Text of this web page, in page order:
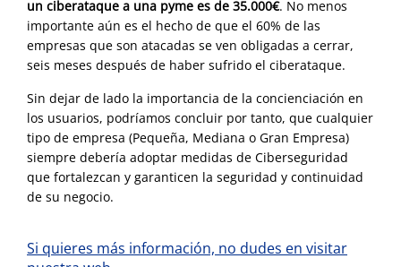
un ciberataque a una pyme es de 35.000€. No menos
importante aún es el hecho de que el 60% de las
empresas que son atacadas se ven obligadas a cerrar,
seis meses después de haber sufrido el ciberataque.
Sin dejar de lado la importancia de la concienciación en
los usuarios, podríamos concluir por tanto, que cualquier
tipo de empresa (Pequeña, Mediana o Gran Empresa)
siempre debería adoptar medidas de Ciberseguridad
que fortalezcan y garanticen la seguridad y continuidad
de su negocio.
Si quieres más información, no dudes en visitar